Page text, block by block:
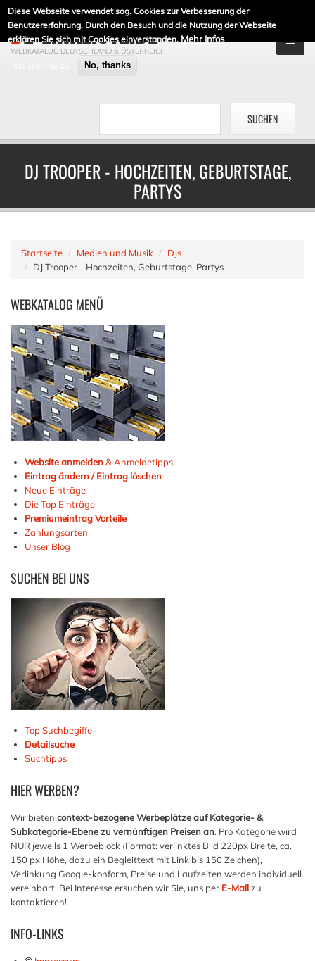
Diese Webseite verwendet sog. Cookies zur Verbesserung der
Benutzererfahrung. Durch den Besuch und die Nutzung der Webseite
erklären Sie sich mit Cookies einverstanden. Mehr Infos
No, thanks
DE-LINKLISTE.DE
WEBKATALOG DEUTSCHLAND & ÖSTERREICH
DJ TROOPER - HOCHZEITEN, GEBURTSTAGE,
PARTYS
Startseite Medien und Musik
DJs
DJ Trooper - Hochzeiten, Geburtstage, Partys
WEBKATALOG MENÜ
Website anmelden& Anmeldetipps
Eintrag ändern / Eintrag löschen
Neue Einträge
Die Top Einträge
Premiumeintrag Vorteile
Zahlungsarten
Unser Blog
SUCHEN BEI UNS
Top Suchbegiffe
Detailsuche
Suchtipps
HIERWERBEN?
Wir bieten context-bezogene Werbeplätze auf Kategorie- &
Subkategorie-Ebene zu vernünftigen Preisen an. Pro Kategorie wird
NUR jeweils 1 Werbeblock (Format: verlinktes Bild 220px Breite, ca.
150 px Höhe, dazu ein Begleittext mit Link bis 150 Zeichen),
Verlinkung Google-konform, Preise und Laufzeiten werden individuell
vereinbart. Bei Interesse ersuchen wir Sie, uns per E-Mailzu
kontaktieren!
INFO-LINKS